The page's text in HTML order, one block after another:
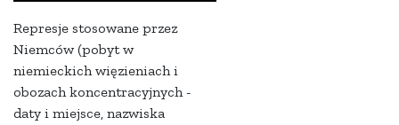
Represje stosowane przez
Niemców (pobyt w
niemieckich więzieniach i
obozach koncentracyjnych -
daty i miejsce, nazwiska